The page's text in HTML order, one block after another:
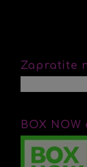
Zapratite
BOX